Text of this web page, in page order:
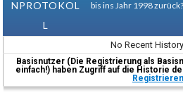
NPROTOKOL
L
bis ins Jahr 1998 zurück?
No Recent
Basisnutzer (Die Registrierung als
einfach!) haben Zugriff auf die Historie
Registrieren